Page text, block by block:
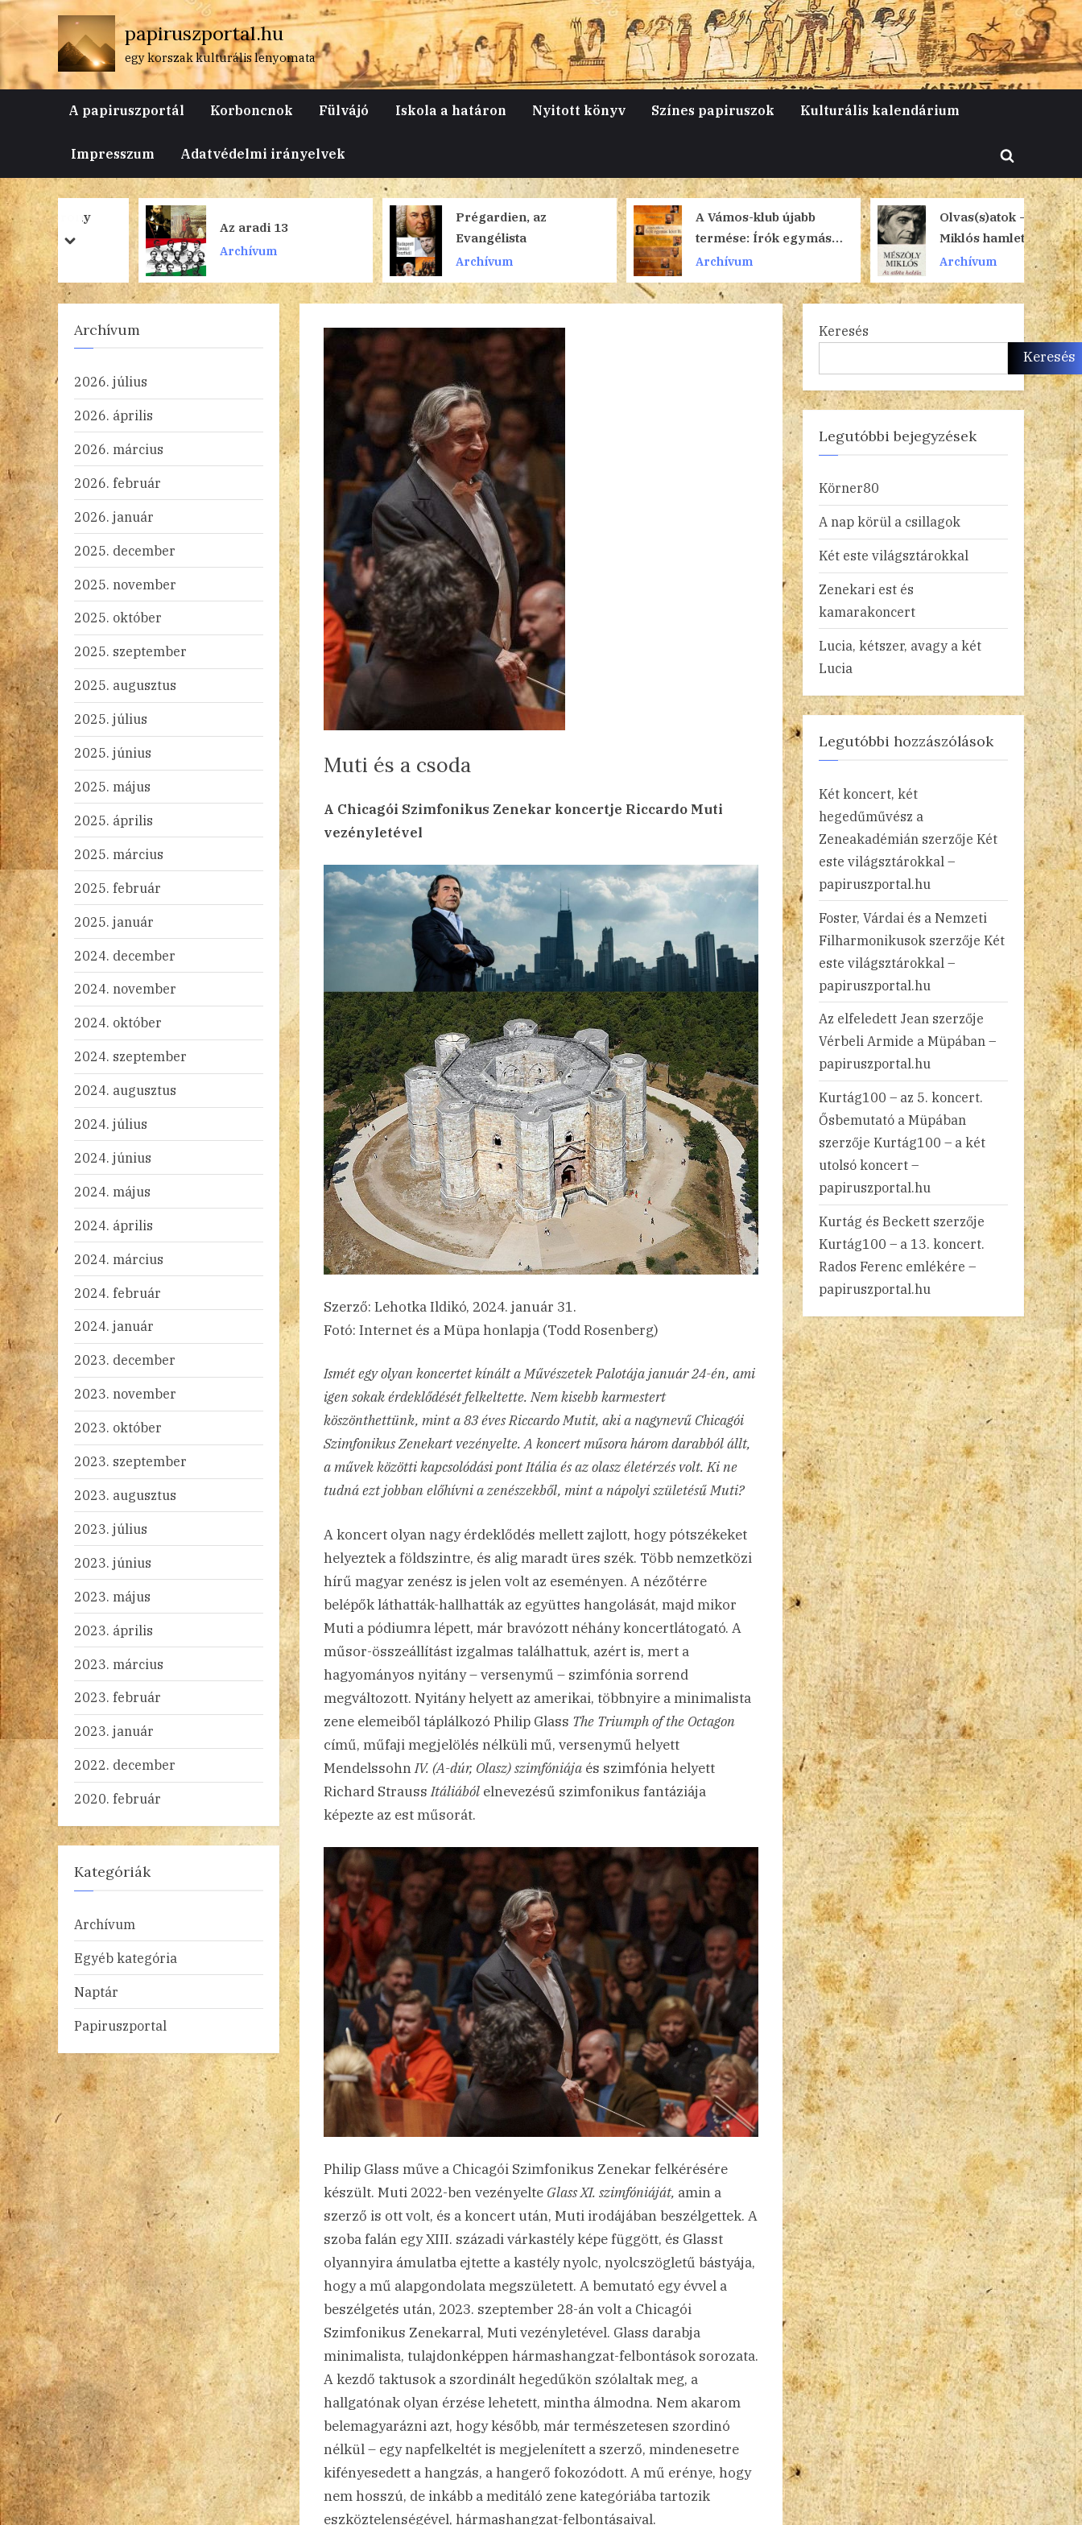
Skip
to
content
papiruszportal.hu
egy korszak kulturális lenyomata
A papiruszportál Korboncnok Fülvájó Iskola a határon Nyitott könyv Színes papiruszok Kulturális kalendárium
Impresszum Adatvédelmi irányelvek
Toggle
search
form
Az aradi 13
Archívum
Prégardien, az
Evangélista
Archívum
A Vámos-klub újabb
termése: Írók egymás
közt II.
Archívum
Olvas(s)atok – Mészöly
Miklós hamleti atlétája
Archívum
prev
next
Muti és a csoda
Posted
2024.02.01.
By
admin
1 hozzászólás a(z)
Muti
bejegyzéshez
A Chicagói Szimfonikus Zenekar koncertje Riccardo Muti
vezényletével
Szerző: Lehotka Ildikó, 2024. január 31.
Fotó: Internet és a Müpa honlapja (Todd Rosenberg)
Ismét egy olyan koncertet kínált a Művészetek Palotája január 24-én, ami
igen sokak érdeklődését felkeltette. Nem kisebb karmestert
köszönthettünk, mint a 83 éves Riccardo Mutit, aki a nagynevű Chicagói
Szimfonikus Zenekart vezényelte. A koncert műsora három darabból állt,
a művek közötti kapcsolódási pont Itália és az olasz életérzés volt. Ki ne
tudná ezt jobban előhívni a zenészekből, mint a nápolyi születésű Muti?
A koncert olyan nagy érdeklődés mellett zajlott, hogy pótszékeket
helyeztek a földszintre, és alig maradt üres szék. Több nemzetközi
hírű magyar zenész is jelen volt az eseményen. A nézőtérre
belépők láthatták-hallhatták az együttes hangolását, majd mikor
Muti a pódiumra lépett, már bravózott néhány koncertlátogató. A
műsor-összeállítást izgalmas találhattuk, azért is, mert a
hagyományos nyitány – versenymű – szimfónia sorrend
megváltozott. Nyitány helyett az amerikai, többnyire a minimalista
zene elemeiből táplálkozó Philip Glass The Triumph of the Octagon
című, műfaji megjelölés nélküli mű, versenymű helyett
MendelssohnIV. (A-dúr, Olasz) szimfóniája és szimfónia helyett
Richard StraussItáliából elnevezésű szimfonikus fantáziája
képezte az est műsorát.
Philip Glass műve a Chicagói Szimfonikus Zenekar felkérésére
készült. Muti 2022-ben vezényelte Glass XI. szimfóniáját, amin a
szerző is ott volt, és a koncert után, Muti irodájában beszélgettek. A
szoba falán egy XIII. századi várkastély képe függött, és Glasst
olyannyira ámulatba ejtette a kastély nyolc, nyolcszögletű bástyája,
hogy a mű alapgondolata megszületett. A bemutató egy évvel a
beszélgetés után, 2023. szeptember 28-án volt a Chicagói
Szimfonikus Zenekarral, Muti vezényletével. Glass darabja
minimalista, tulajdonképpen hármashangzat-felbontások sorozata.
A kezdő taktusok a szordinált hegedűkön szólaltak meg, a
hallgatónak olyan érzése lehetett, mintha álmodna. Nem akarom
belemagyarázni azt, hogy később, már természetesen szordinó
nélkül – egy napfelkeltét is megjelenített a szerző, mindenesetre
kifényesedett a hangzás, a hangerő fokozódott. A mű erénye, hogy
nem hosszú, de inkább a meditáló zene kategóriába tartozik
eszköztelenségével, hármashangzat-felbontásaival.
Archívum
2026. július
2026. április
2026. március
2026. február
2026. január
2025. december
2025. november
2025. október
2025. szeptember
2025. augusztus
2025. július
2025. június
2025. május
2025. április
2025. március
2025. február
2025. január
2024. december
2024. november
2024. október
2024. szeptember
2024. augusztus
2024. július
2024. június
2024. május
2024. április
2024. március
2024. február
2024. január
2023. december
2023. november
2023. október
2023. szeptember
2023. augusztus
2023. július
2023. június
2023. május
2023. április
2023. március
2023. február
2023. január
2022. december
2020. február
Kategóriák
Archívum
Egyéb kategória
Naptár
Papiruszportal
Keresés
Keresés
Legutóbbi bejegyzések
Körner80
A nap körül a csillagok
Két este világsztárokkal
Zenekari est és
kamarakoncert
Lucia, kétszer, avagy a két
Lucia
Legutóbbi hozzászólások
Két koncert, két
hegedűművész a
Zeneakadémián szerzője Két
este világsztárokkal –
papiruszportal.hu
Foster, Várdai és a Nemzeti
Filharmonikusok szerzője Két
este világsztárokkal –
papiruszportal.hu
Az elfeledett Jean szerzője
Vérbeli Armide a Müpában –
papiruszportal.hu
Kurtág100 – az 5. koncert.
Ősbemutató a Müpában
szerzője Kurtág100 – a két
utolsó koncert –
papiruszportal.hu
Kurtág és Beckett szerzője
Kurtág100 – a 13. koncert.
Rados Ferenc emlékére –
papiruszportal.hu